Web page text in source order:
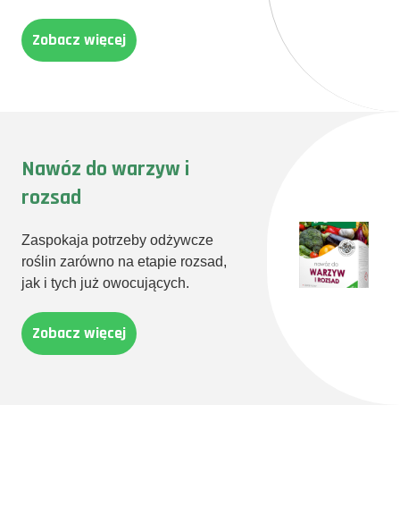
Zobacz więcej
Nawóz do warzyw i
rozsad
Zaspokaja potrzeby odżywcze
roślin zarówno na etapie rozsad,
jak i tych już owocujących.
Zobacz więcej